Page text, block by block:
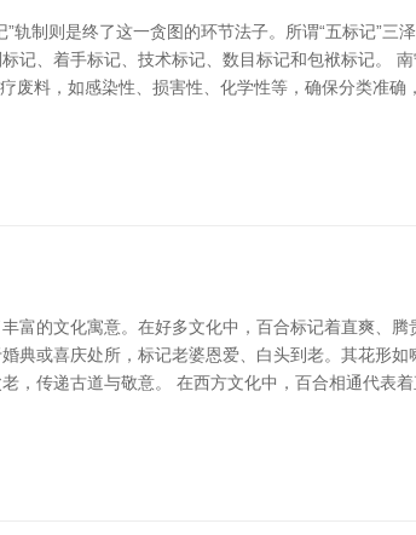
轨制则是终了这一贪图的环节法子。所谓“五标记”
记、着手标记、技术标记、数目标记和包袱标记。
废料，如感染性、损害性、化学性等，确保分类准
富的文化寓意。在好多文化中，百合标记着直爽、
典或喜庆处所，标记老婆恩爱、白头到老。其花形
，传递古道与敬意。 在西方文化中，百合相通代表